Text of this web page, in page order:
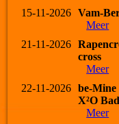
15-11-2026
Vam-
Meer
21-11-2026
cross
Meer
22-11-2026
be-Mine
X²O
Meer